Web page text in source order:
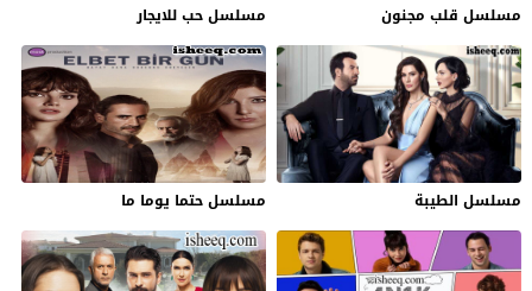
مسلسل قلب مجنون مسلسل حب للايجار
مسلسل الطيبة مسلسل حتما يوما ما